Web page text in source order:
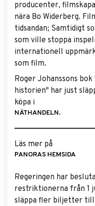
producenter,
nära Bo Widerberg.
tidsandan; Samtidigt
som ville stoppa
internationell
som film.
Roger Johanssons
historien" har just
köpa i
NÄTHANDELN.
Läs mer på
PANORAS HEMSIDA
Regeringen har
restriktionerna från 1
släppa fler biljetter till